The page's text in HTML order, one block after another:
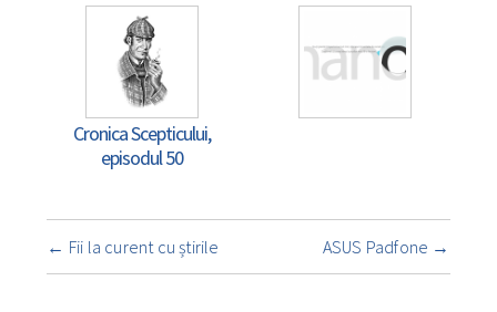
Cronica Scepticului,
episodul 50
Navigare
însemnare
← Fii la curent cu știrile ASUS Padfone →